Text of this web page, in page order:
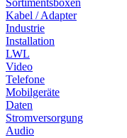
Kabel / Adapter
Industrie
Installation
LWL
Video
Telefone
Mobilgeräte
Daten
Stromversorgung
Audio